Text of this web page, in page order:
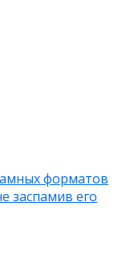
форматов
заспамив его